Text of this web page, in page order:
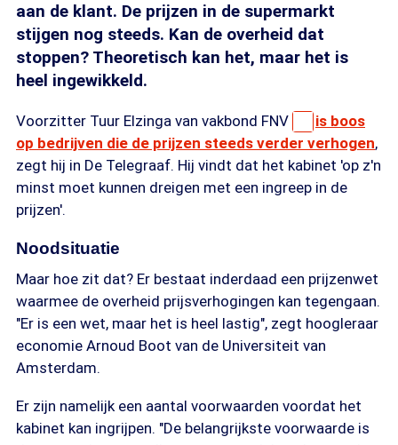
aan de klant. De prijzen in de supermarkt
stijgen nog steeds. Kan de overheid dat
stoppen? Theoretisch kan het, maar het is
heel ingewikkeld.
Voorzitter Tuur Elzinga van vakbond FNV
is boos
op bedrijven die de prijzen steeds verder verhogen,
zegt hij in De Telegraaf. Hij vindt dat het kabinet 'op z'n
minst moet kunnen dreigen met een ingreep in de
prijzen'.
Noodsituatie
Maar hoe zit dat? Er bestaat inderdaad een prijzenwet
waarmee de overheid prijsverhogingen kan tegengaan.
"Er is een wet, maar het is heel lastig", zegt hoogleraar
economie Arnoud Boot van de Universiteit van
Amsterdam.
Er zijn namelijk een aantal voorwaarden voordat het
kabinet kan ingrijpen. "De belangrijkste voorwaarde is